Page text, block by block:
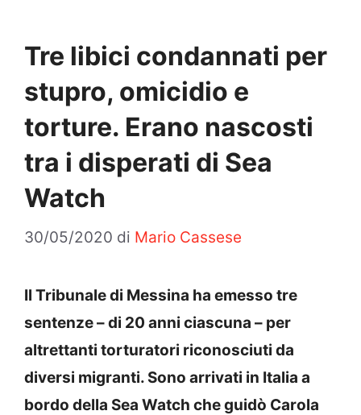
Tre libici condannati per
stupro, omicidio e
torture. Erano nascosti
tra i disperati di Sea
Watch
30/05/2020 di Mario Cassese
Il Tribunale di Messina ha emesso tre
sentenze – di 20 anni ciascuna – per
altrettanti torturatori riconosciuti da
diversi migranti. Sono arrivati in Italia a
bordo della Sea Watch che guidò Carola